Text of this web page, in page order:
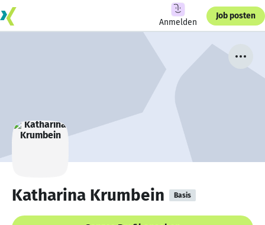
Anmelden
Job posten
Katharina Krumbein Basis